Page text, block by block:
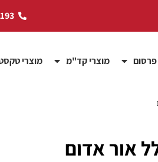
פרסום מוצרי קד"מ מוצרי
אור אדום